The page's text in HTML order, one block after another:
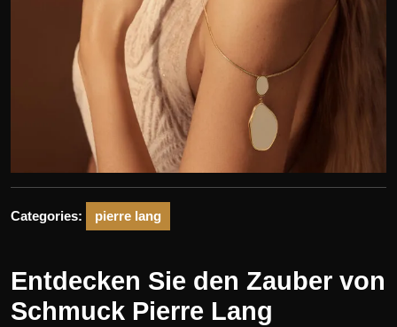
Categories: pierre lang
Entdecken Sie den Zauber von
Schmuck Pierre Lang